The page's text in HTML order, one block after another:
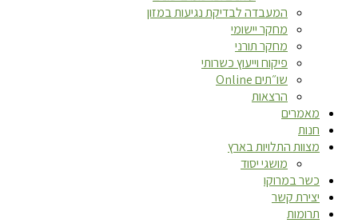
המעבדה לבדיקת נגיעות במזון
מחקר יישומי
מחקר תורני
פיקוח וייעוץ כשרותי
שו״תים Online
הרצאות
מאמרים
חנות
מצוות התלויות בארץ
מושגי יסוד
כשר במרוקו
יצירת קשר
תרומות